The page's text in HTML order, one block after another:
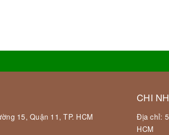
15, Quận 11, TP. HCM
CHI
Địa chỉ:
HCM